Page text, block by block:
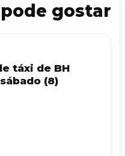
gostar
táxi de BH
(8)